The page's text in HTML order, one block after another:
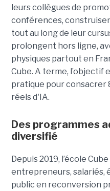
leurs collègues de
conférences,
tout au long de leur
prolongent hors ligne,
physiques partout en
Cube. A terme, l’objectif
pratique pour consacrer
réels d'IA.
Des programmes
diversifié
Depuis 2019, l’école
entrepreneurs, salariés,
public en reconversion